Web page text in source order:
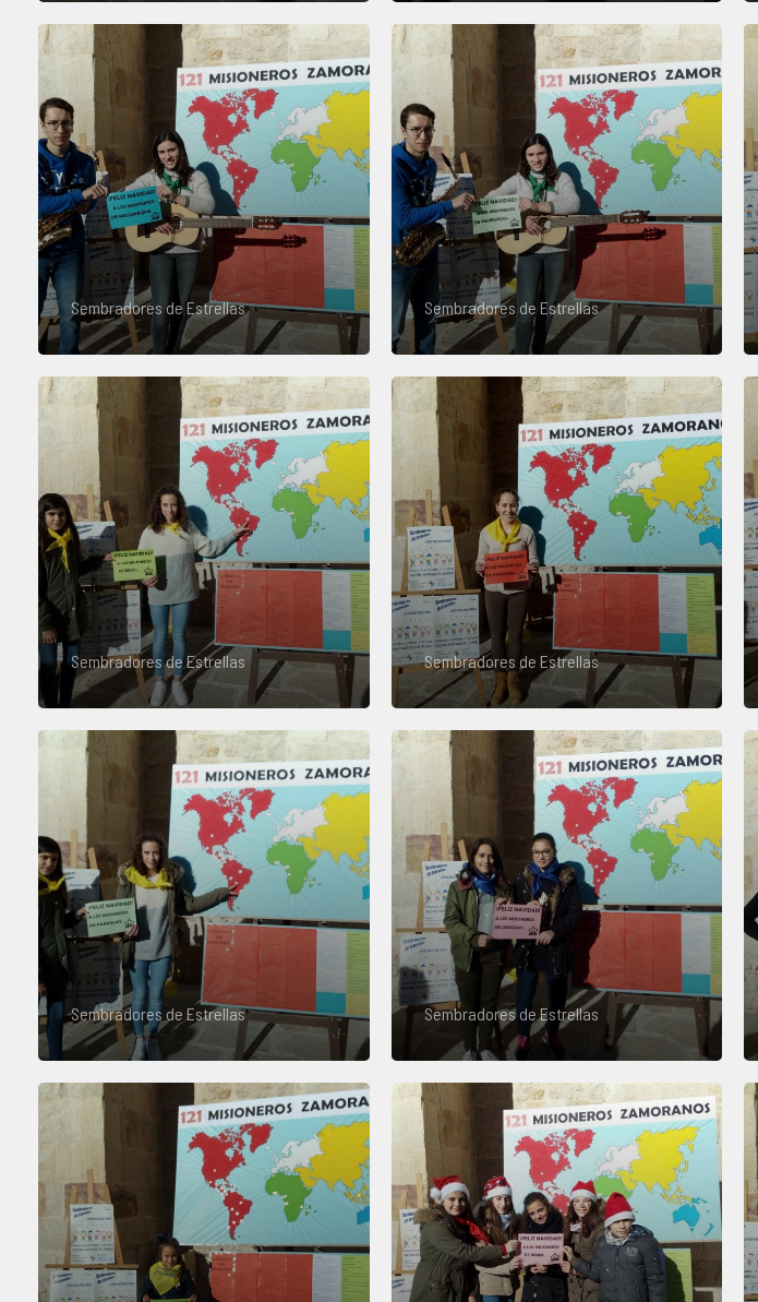
Sembradores de Estrellas Sembradores de Estrellas
Sembradores de Estrellas Sembradores de Estrellas
Sembradores de Estrellas Sembradores de Estrellas